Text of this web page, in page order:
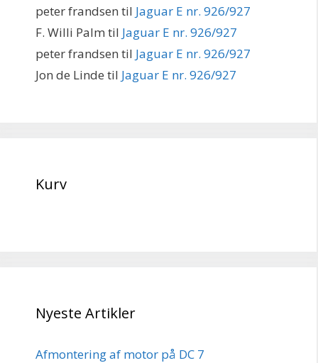
peter frandsen til Jaguar E nr. 926/927
F. Willi Palm til Jaguar E nr. 926/927
peter frandsen til Jaguar E nr. 926/927
Jon de Linde til Jaguar E nr. 926/927
Kurv
Nyeste Artikler
Afmontering af motor på DC 7